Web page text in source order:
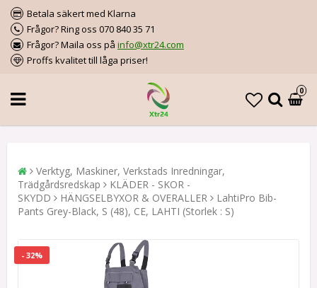
Betala säkert med Klarna
Frågor? Ring oss 070 840 35 71
Frågor? Maila oss på info@xtr24.com
Proffs kvalitet till låga priser!
0
Verktyg, Maskiner, Verkstads Inredningar,
Trädgårdsredskap
KLÄDER - SKOR -
SKYDD
HÄNGSELBYXOR & OVERALLER
LahtiPro Bib-
Pants Grey-Black, S (48), CE, LAHTI (Storlek : S)
- 32%